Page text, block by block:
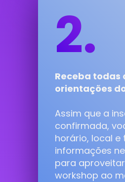
2.
Receba todas
orientações
Assim que a
confirmada,
horário, local e
informações
para
workshop ao